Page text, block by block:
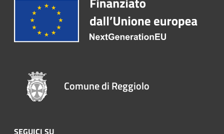
Comune di Reggiolo
SEGUICI SU